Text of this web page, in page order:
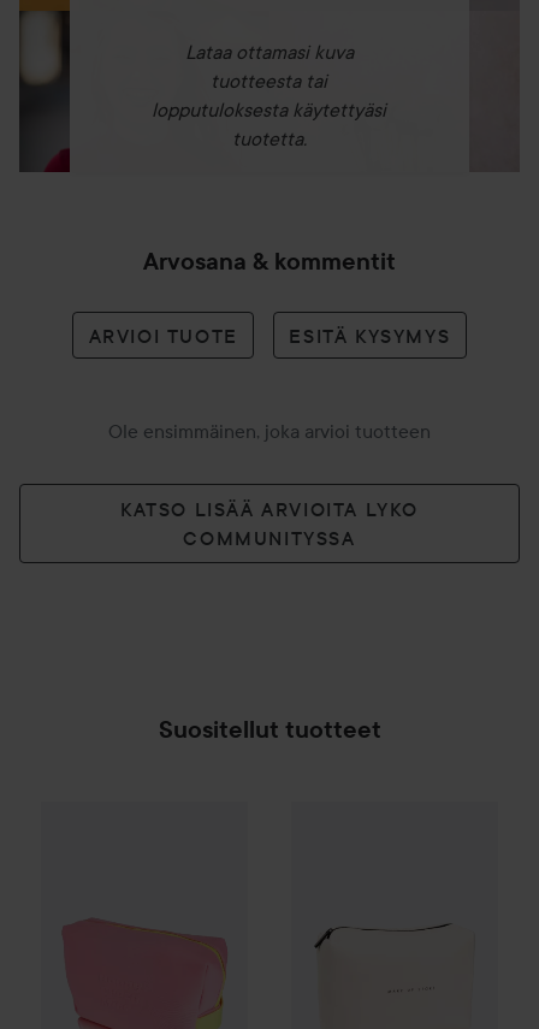
Lataa ottamasi kuva
tuotteesta tai
lopputuloksesta käytettyäsi
tuotetta.
Arvosana & kommentit
ARVIOI TUOTE ESITÄ KYSYMYS
Ole ensimmäinen, joka arvioi tuotteen
KATSO LISÄÄ ARVIOITA LYKO
COMMUNITYSSA
Suositellut tuotteet